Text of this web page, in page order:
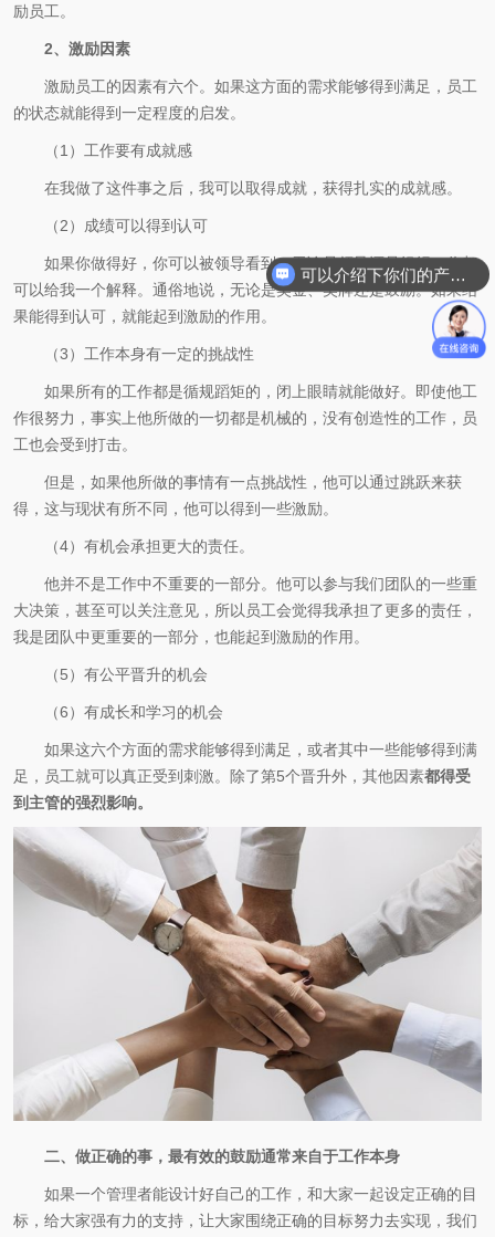
励员工。
2、激励因素
激励员工的因素有六个。如果这方面的需求能够得到满足，员工
的状态就能得到一定程度的启发。
（1）工作要有成就感
在我做了这件事之后，我可以取得成就，获得扎实的成就感。
（2）成绩可以得到认可
如果你做得好，你可以被领导看到。无论是领导还是组织，你都
可以给我一个解释。通俗地说，无论是奖金、奖牌还是鼓励。如果结
果能得到认可，就能起到激励的作用。
（3）工作本身有一定的挑战性
如果所有的工作都是循规蹈矩的，闭上眼睛就能做好。即使他工
作很努力，事实上他所做的一切都是机械的，没有创造性的工作，员
工也会受到打击。
但是，如果他所做的事情有一点挑战性，他可以通过跳跃来获
得，这与现状有所不同，他可以得到一些激励。
（4）有机会承担更大的责任。
他并不是工作中不重要的一部分。他可以参与我们团队的一些重
大决策，甚至可以关注意见，所以员工会觉得我承担了更多的责任，
我是团队中更重要的一部分，也能起到激励的作用。
（5）有公平晋升的机会
（6）有成长和学习的机会
如果这六个方面的需求能够得到满足，或者其中一些能够得到满
足，员工就可以真正受到刺激。除了第5个晋升外，其他因素都得受
到主管的强烈影响。
二、做正确的事，最有效的鼓励通常来自于工作本身
如果一个管理者能设计好自己的工作，和大家一起设定正确的目
标，给大家强有力的支持，让大家围绕正确的目标努力去实现，我们
可以介绍下你们的产品么